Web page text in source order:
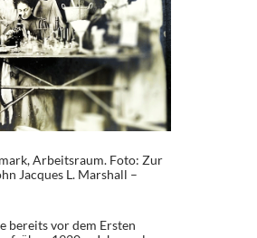
Arbeitsraum. Foto: Zur
Jacques L. Marshall –
bereits vor dem Ersten